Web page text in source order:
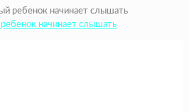
начинает слышать